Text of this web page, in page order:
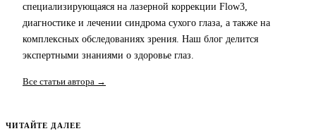
специализирующаяся на лазерной коррекции Flow3,
диагностике и лечении синдрома сухого глаза, а также на
комплексных обследованиях зрения. Наш блог делится
экспертными знаниями о здоровье глаз.
Все статьи автора →
ЧИТАЙТЕ ДАЛЕЕ